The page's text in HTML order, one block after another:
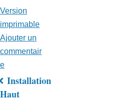
Version
imprimable
Ajouter un
commentair
e
Liens
Installation
Haut